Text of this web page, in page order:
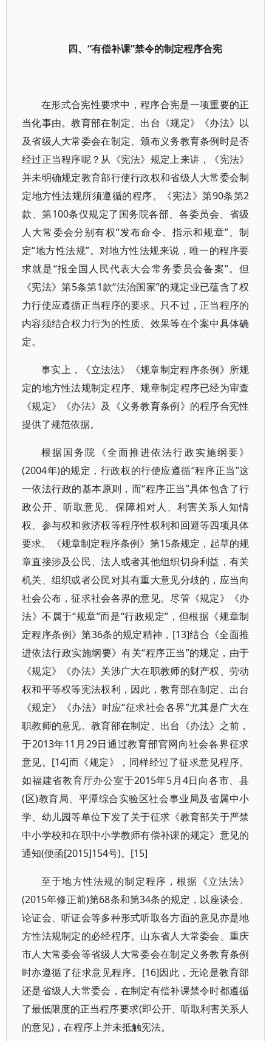
四、“有偿补课”禁令的制定程序合宪
在形式合宪性要求中，程序合宪是一项重要的正
当化事由。教育部在制定、出台《规定》《办法》以
及省级人大常委会在制定、颁布义务教育条例时是否
经过正当程序呢？从《宪法》规定上来讲，《宪法》
并未明确规定教育部行使行政权和省级人大常委会制
定地方性法规所须遵循的程序。《宪法》第90条第2
款、第100条仅规定了国务院各部、各委员会、省级
人大常委会分别有权“发布命令、指示和规章”、制
定“地方性法规”。对地方性法规来说，唯一的程序要
求就是“报全国人民代表大会常务委员会备案”。但
《宪法》第5条第1款“法治国家”的规定业已蕴含了权
力行使应遵循正当程序的要求。只不过，正当程序的
内容须结合权力行为的性质、效果等在个案中具体确
定。
事实上，《立法法》《规章制定程序条例》所规
定的地方性法规制定程序、规章制定程序已经为审查
《规定》《办法》及《义务教育条例》的程序合宪性
提供了规范依据。
根据国务院《全面推进依法行政实施纲要》
(2004年)的规定，行政权的行使应遵循“程序正当”这
一依法行政的基本原则，而“程序正当”具体包含了行
政公开、听取意见、保障相对人、利害关系人知情
权、参与权和救济权等程序性权利和回避等四项具体
要求。《规章制定程序条例》第15条规定，起草的规
章直接涉及公民、法人或者其他组织切身利益，有关
机关、组织或者公民对其有重大意见分歧的，应当向
社会公布，征求社会各界的意见。尽管《规定》《办
法》不属于“规章”而是“行政规定”，但根据《规章制
定程序条例》第36条的规定精神，[13]结合《全面推
进依法行政实施纲要》有关“程序正当”的规定，由于
《规定》《办法》关涉广大在职教师的财产权、劳动
权和平等权等宪法权利，因此，教育部在制定、出台
《规定》《办法》时应“征求社会各界”尤其是广大在
职教师的意见。教育部在制定、出台《办法》之前，
于2013年11月29日通过教育部官网向社会各界征求
意见。[14]而《规定》，同样经过了征求意见程序。
如福建省教育厅办公室于2015年5月4日向各市、县
(区)教育局、平潭综合实验区社会事业局及省属中小
学、幼儿园等单位下发了关于征求《教育部关于严禁
中小学校和在职中小学教师有偿补课的规定》意见的
通知(便函[2015]154号)。[15]
至于地方性法规的制定程序，根据《立法法》
(2015年修正前)第68条和第34条的规定，以座谈会、
论证会、听证会等多种形式听取各方面的意见亦是地
方性法规制定的必经程序。山东省人大常委会、重庆
市人大常委会等省级人大常委会在制定义务教育条例
时亦遵循了征求意见程序。[16]因此，无论是教育部
还是省级人大常委会，在制定有偿补课禁令时都遵循
了最低限度的正当程序要求(即公开、听取利害关系人
的意见)，在程序上并未抵触宪法。